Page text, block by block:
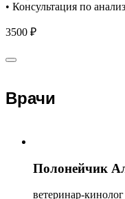
• Консультация по
3500 ₽
Врачи
Полонейчик
ветеринар-кинолог